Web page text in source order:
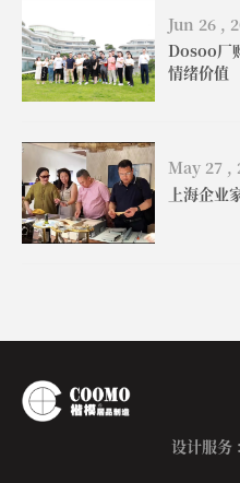
Jun 26 ,
Dosoo厂
情绪价值
May 27 ,
上海企业
设计服务 :